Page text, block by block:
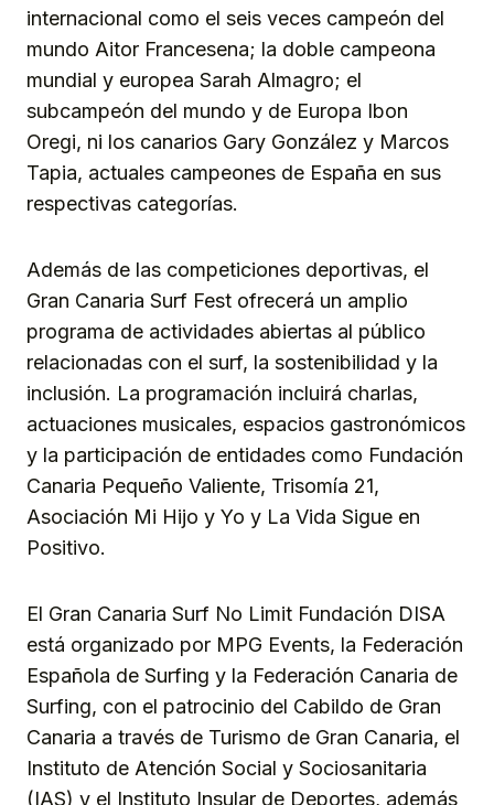
internacional como el seis veces campeón del
mundo Aitor Francesena; la doble campeona
mundial y europea Sarah Almagro; el
subcampeón del mundo y de Europa Ibon
Oregi, ni los canarios Gary González y Marcos
Tapia, actuales campeones de España en sus
respectivas categorías.
Además de las competiciones deportivas, el
Gran Canaria Surf Fest ofrecerá un amplio
programa de actividades abiertas al público
relacionadas con el surf, la sostenibilidad y la
inclusión. La programación incluirá charlas,
actuaciones musicales, espacios gastronómicos
y la participación de entidades como Fundación
Canaria Pequeño Valiente, Trisomía 21,
Asociación Mi Hijo y Yo y La Vida Sigue en
Positivo.
El Gran Canaria Surf No Limit Fundación DISA
está organizado por MPG Events, la Federación
Española de Surfing y la Federación Canaria de
Surfing, con el patrocinio del Cabildo de Gran
Canaria a través de Turismo de Gran Canaria, el
Instituto de Atención Social y Sociosanitaria
(IAS) y el Instituto Insular de Deportes, además